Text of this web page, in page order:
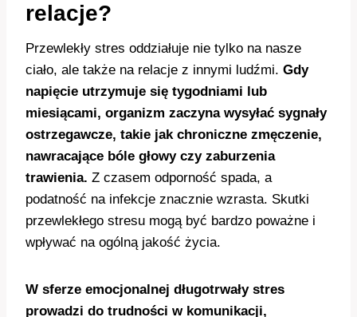
relacje?
Przewlekły stres oddziałuje nie tylko na nasze
ciało, ale także na relacje z innymi ludźmi. Gdy
napięcie utrzymuje się tygodniami lub
miesiącami, organizm zaczyna wysyłać sygnały
ostrzegawcze, takie jak chroniczne zmęczenie,
nawracające bóle głowy czy zaburzenia
trawienia. Z czasem odporność spada, a
podatność na infekcje znacznie wzrasta. Skutki
przewlekłego stresu mogą być bardzo poważne i
wpływać na ogólną jakość życia.
W sferze emocjonalnej długotrwały stres
prowadzi do trudności w komunikacji,